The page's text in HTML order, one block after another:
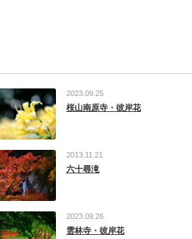
2023.09.25
桜山南原寺・彼岸花
2013.11.21
六十尋滝
2023.09.26
雲林寺・彼岸花